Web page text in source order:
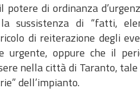
di ordinanza
sussistenza di “fatti,
di reiterazione degli
urgente, oppure che il
nella città di Taranto,
dell’impianto.